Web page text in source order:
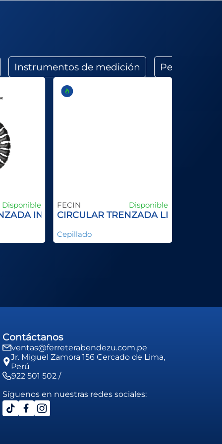
Instrumentos de medición Perforado
Disponible
INOX
FECIN Disponible
CIRCULAR TRENZADA LINEA
Cepillado
Contáctanos
ventas@ferreterabendezu.com.pe
922 501 502 /
Jr. Miguel Zamora 156 Cercado de Lima,
Perú
Síguenos en nuestras redes sociales: